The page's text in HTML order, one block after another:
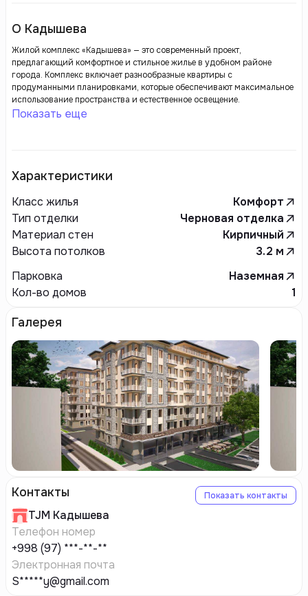
О Кадышева
Жилой комплекс «Кадышева» — это современный проект,
предлагающий комфортное и стильное жилье в удобном районе
города. Комплекс включает разнообразные квартиры с
продуманными планировками, которые обеспечивают максимальное
использование пространства и естественное освещение.
Показать еще
Характеристики
Класс жилья
Комфорт
Тип отделки
Черновая отделка
Материал стен
Кирпичный
Высота потолков
3.2 м
Парковка
Наземная
Кол-во домов
1
Галерея
Контакты Показать контакты
TJM Кадышева
Телефон номер
+998 (97) ***-**-**
Электронная почта
S*****y@gmail.com